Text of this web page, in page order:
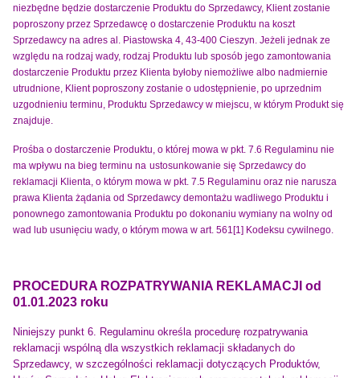
niezbędne będzie dostarczenie Produktu do Sprzedawcy, Klient zostanie
poproszony przez Sprzedawcę o dostarczenie Produktu na koszt
Sprzedawcy na adres al. Piastowska 4, 43-400 Cieszyn. Jeżeli jednak ze
względu na rodzaj wady, rodzaj Produktu lub sposób jego zamontowania
dostarczenie Produktu przez Klienta byłoby niemożliwe albo nadmiernie
utrudnione, Klient poproszony zostanie o udostępnienie, po uprzednim
uzgodnieniu terminu, Produktu Sprzedawcy w miejscu, w którym Produkt się
znajduje.
Prośba o dostarczenie Produktu, o której mowa w pkt. 7.6 Regulaminu nie
ma wpływu na bieg terminu na ustosunkowanie się Sprzedawcy do
reklamacji Klienta, o którym mowa w pkt. 7.5 Regulaminu oraz nie narusza
prawa Klienta żądania od Sprzedawcy demontażu wadliwego Produktu i
ponownego zamontowania Produktu po dokonaniu wymiany na wolny od
wad lub usunięciu wady, o którym mowa w art. 561[1] Kodeksu cywilnego.
PROCEDURA ROZPATRYWANIA REKLAMACJI od
01.01.2023 roku
Niniejszy punkt 6. Regulaminu określa procedurę rozpatrywania
reklamacji wspólną dla wszystkich reklamacji składanych do
Sprzedawcy, w szczególności reklamacji dotyczących Produktów,